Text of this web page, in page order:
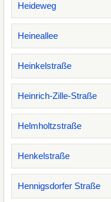
Heideweg
Heineallee
Heinkelstraße
Heinrich-Zille-Straße
Helmholtzstraße
Henkelstraße
Hennigsdorfer Straße